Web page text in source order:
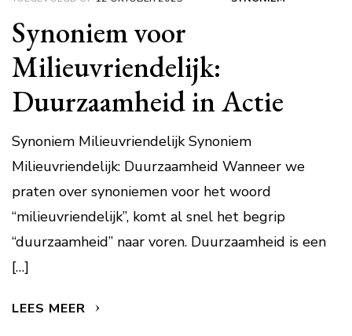
Synoniem voor
Milieuvriendelijk:
Duurzaamheid in Actie
Synoniem Milieuvriendelijk Synoniem
Milieuvriendelijk: Duurzaamheid Wanneer we
praten over synoniemen voor het woord
“milieuvriendelijk”, komt al snel het begrip
“duurzaamheid” naar voren. Duurzaamheid is een
[…]
LEES MEER